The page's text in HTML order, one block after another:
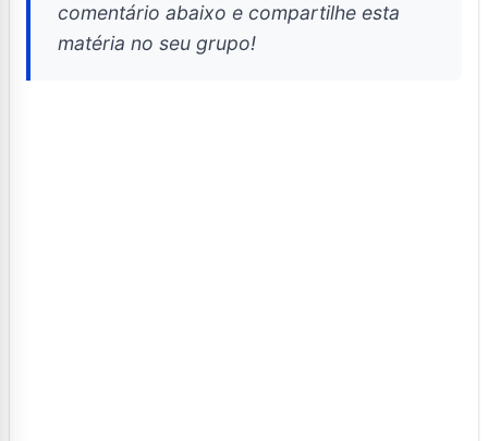
comentário abaixo e compartilhe esta
matéria no seu grupo!